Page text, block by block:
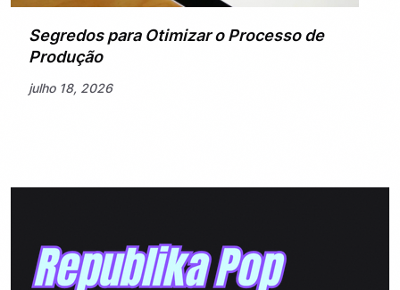
Segredos para Otimizar o Processo de
Produção
julho 18, 2026